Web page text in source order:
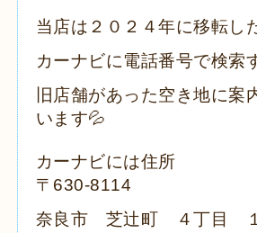
当店は２０２４年に移転し
カーナビに電話番号で検索
旧店舗があった空き地に案
います💦
カーナビには住所
〒630-8114
奈良市 芝辻町 ４丁目 １